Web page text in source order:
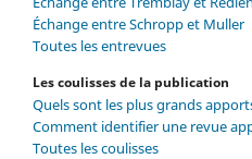
Échange entre Schropp et Muller
Toutes les entrevues
Les coulisses de la publication
Quels sont les plus grands
Comment identifier une revue
Toutes les coulisses